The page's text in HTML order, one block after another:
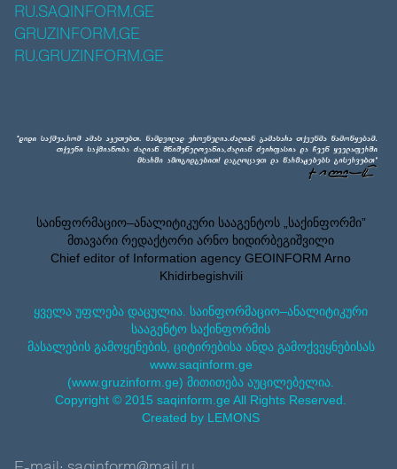
RU.SAQINFORM.GE
GRUZINFORM.GE
RU.GRUZINFORM.GE
საინფორმაციო–ანალიტიკური სააგენტოს „საქინფორმი”
მთავარი რედაქტორი არნო ხიდირბეგიშვილი
Chief editor of Information agency GEOINFORM Arno
Khidirbegishvili
ყველა უფლება დაცულია. საინფორმაციო–ანალიტიკური
სააგენტო საქინფორმის
მასალების გამოყენების, ციტირებისა ანდა გამოქვეყნებისას
www.saqinform.ge
(www.gruzinform.ge) მითითება აუცილებელია.
Copyright © 2015 saqinform.ge All Rights Reserved.
Created by LEMONS